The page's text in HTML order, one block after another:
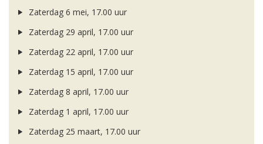
Zaterdag 6 mei, 17.00 uur
Zaterdag 29 april, 17.00 uur
Zaterdag 22 april, 17.00 uur
Zaterdag 15 april, 17.00 uur
Zaterdag 8 april, 17.00 uur
Zaterdag 1 april, 17.00 uur
Zaterdag 25 maart, 17.00 uur